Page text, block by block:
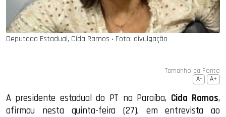
Deputada Estadual, Cida Ramos ‧ Foto: divulgação
Tamanho da Fonte
A- A+
A presidente estadual do PT na Paraíba, Cida Ramos,
afirmou nesta quinta-feira (27), em entrevista ao